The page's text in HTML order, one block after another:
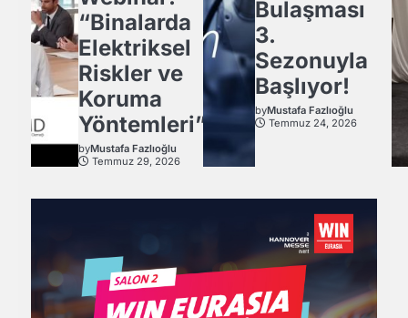
“Binalarda
Elektriksel
Riskler ve
Koruma
Yöntemleri”
byMustafa Fazlıoğlu
Temmuz 29, 2026
Bulaşması
3.
Sezonuyla
Başlıyor!
byMustafa Fazlıoğlu
Temmuz 24, 2026